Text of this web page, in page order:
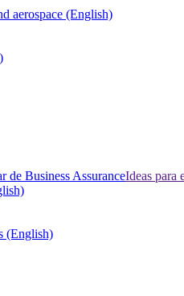
aerospace (English)
de Business AssuranceIdeas para
(English)